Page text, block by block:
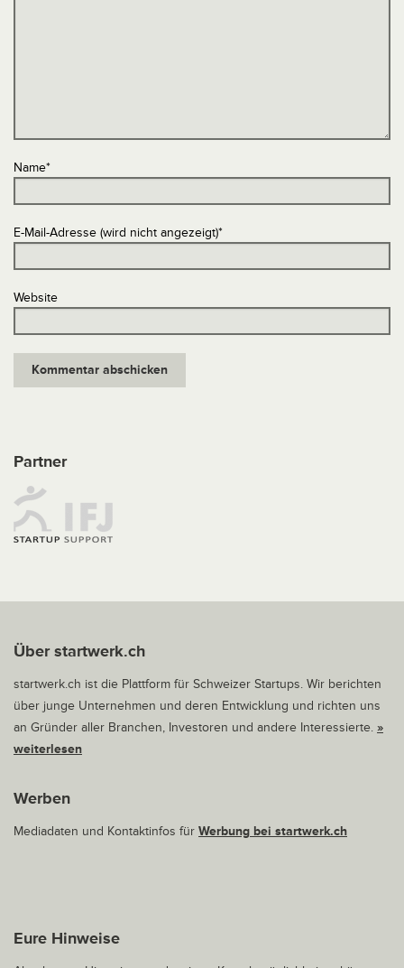
Name*
E-Mail-Adresse (wird nicht angezeigt)*
Website
Partner
Über startwerk.ch
startwerk.ch ist die Plattform für Schweizer Startups. Wir berichten
über junge Unternehmen und deren Entwicklung und richten uns
an Gründer aller Branchen, Investoren und andere Interessierte. »
weiterlesen
Werben
Mediadaten und Kontaktinfos für Werbung bei startwerk.ch
Eure Hinweise